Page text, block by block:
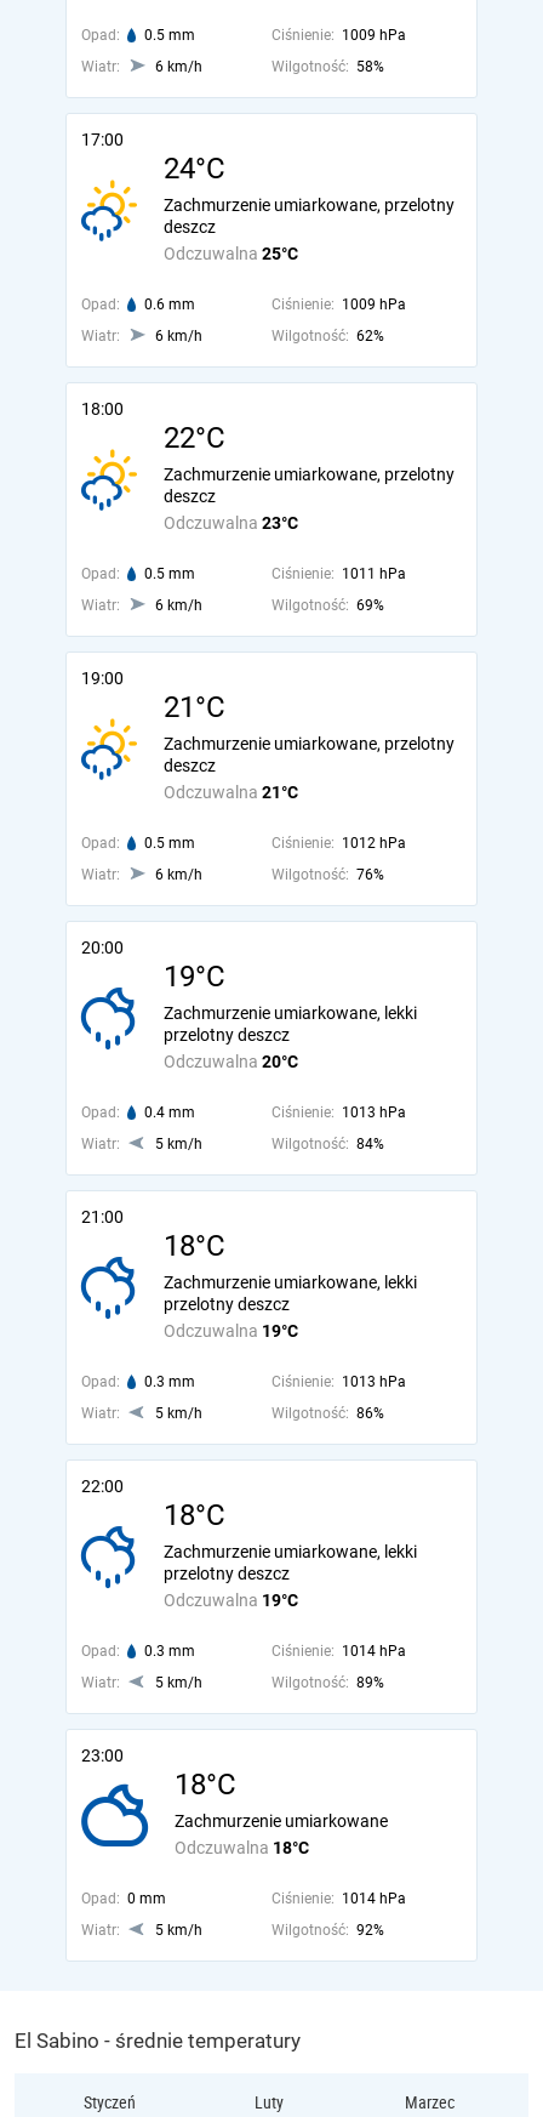
Opad: 0.5 mm Ciśnienie: 1009 hPa
Wiatr:
6 km/h Wilgotność: 58%
17:00
24°C
Odczuwalna 25°C
Zachmurzenie umiarkowane, przelotny
deszcz
Opad: 0.6 mm Ciśnienie: 1009 hPa
Wiatr:
6 km/h Wilgotność: 62%
18:00
22°C
Odczuwalna 23°C
Zachmurzenie umiarkowane, przelotny
deszcz
Opad: 0.5 mm Ciśnienie: 1011 hPa
Wiatr:
6 km/h Wilgotność: 69%
19:00
21°C
Odczuwalna 21°C
Zachmurzenie umiarkowane, przelotny
deszcz
Opad: 0.5 mm Ciśnienie: 1012 hPa
Wiatr:
6 km/h Wilgotność: 76%
20:00
19°C
Odczuwalna 20°C
Zachmurzenie umiarkowane, lekki
przelotny deszcz
Opad: 0.4 mm Ciśnienie: 1013 hPa
Wiatr:
5 km/h Wilgotność: 84%
21:00
18°C
Odczuwalna 19°C
Zachmurzenie umiarkowane, lekki
przelotny deszcz
Opad: 0.3 mm Ciśnienie: 1013 hPa
Wiatr:
5 km/h Wilgotność: 86%
22:00
18°C
Odczuwalna 19°C
Zachmurzenie umiarkowane, lekki
przelotny deszcz
Opad: 0.3 mm Ciśnienie: 1014 hPa
Wiatr:
5 km/h Wilgotność: 89%
23:00
18°C
Odczuwalna 18°C
Zachmurzenie umiarkowane
Opad: 0 mm Ciśnienie: 1014 hPa
Wiatr:
5 km/h Wilgotność: 92%
El Sabino - średnie temperatury
Styczeń Luty Marzec